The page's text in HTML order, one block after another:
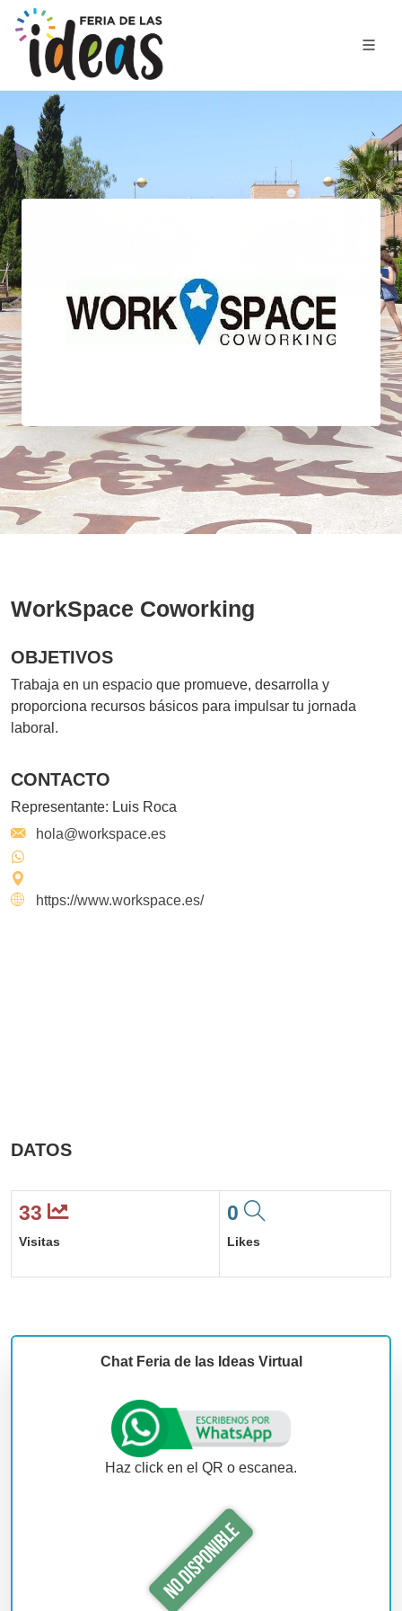
WorkSpace Coworking
OBJETIVOS
Trabaja en un espacio que promueve, desarrolla y
proporciona recursos básicos para impulsar tu jornada
laboral.
CONTACTO
Representante: Luis Roca
hola@workspace.es
https://www.workspace.es/
DATOS
33
Visitas
0
Likes
Chat Feria de las Ideas Virtual
Haz click en el QR o escanea.